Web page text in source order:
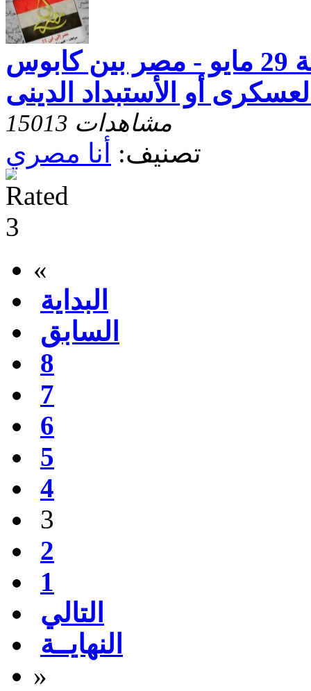
أنا مصرى - حلقة 29 مايو - مصر بين كابوس
أو الأستبداد الدينى
15013 مشاهدات
تصنيف: أنا مصري
«
البداية
السابق
8
7
6
5
4
3
2
1
التالي
النهايــة
»